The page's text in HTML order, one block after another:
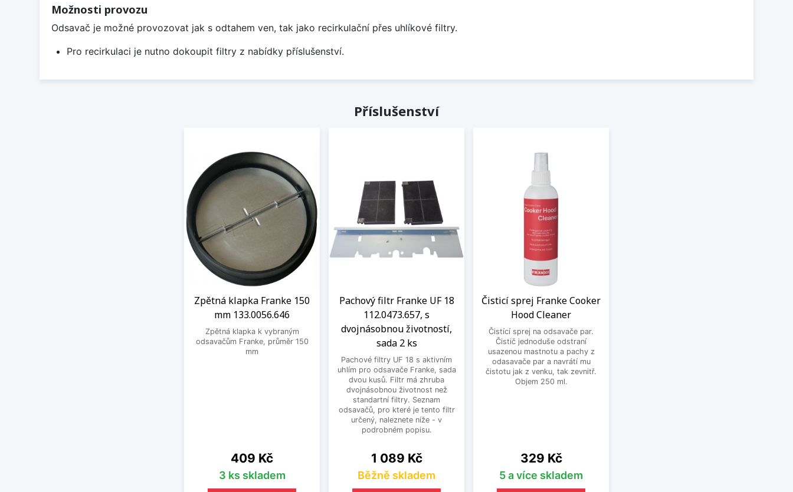
Možnosti provozu
Odsavač je možné provozovat jak s odtahem ven, tak jako recirkulační přes uhlíkové filtry.
Pro recirkulaci je nutno dokoupit filtry z nabídky příslušenství.
Příslušenství
Zpětná klapka Franke 150
mm 133.0056.646
Zpětná klapka k vybraným
odsavačům Franke, průměr 150
mm
Cena
409 Kč
3 ks skladem
Pachový filtr Franke UF 18
112.0473.657, s
dvojnásobnou životností,
sada 2 ks
Pachové filtry UF 18 s aktivním
uhlím pro odsavače Franke, sada
dvou kusů. Filtr má zhruba
dvojnásobnou životnost než
standartní filtry. Seznam
odsavačů, pro které je tento filtr
určený, naleznete níže - v
podrobném popisu.
Cena
1 089 Kč
Běžně skladem
Čisticí sprej Franke Cooker
Hood Cleaner
Čistící sprej na odsavače par.
Čistič jednoduše odstraní
usazenou mastnotu a pachy z
odasavače par a navrátí mu
čistotu jak z venku, tak zevnitř.
Objem 250 ml.
Cena
329 Kč
5 a více skladem